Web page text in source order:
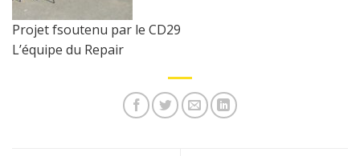
Projet fsoutenu par le CD29
L’équipe du Repair